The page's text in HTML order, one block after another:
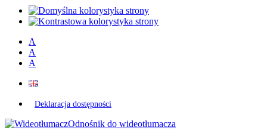
A
A
A
Deklaracja dostępności
Odnośnik do wideotłumacza